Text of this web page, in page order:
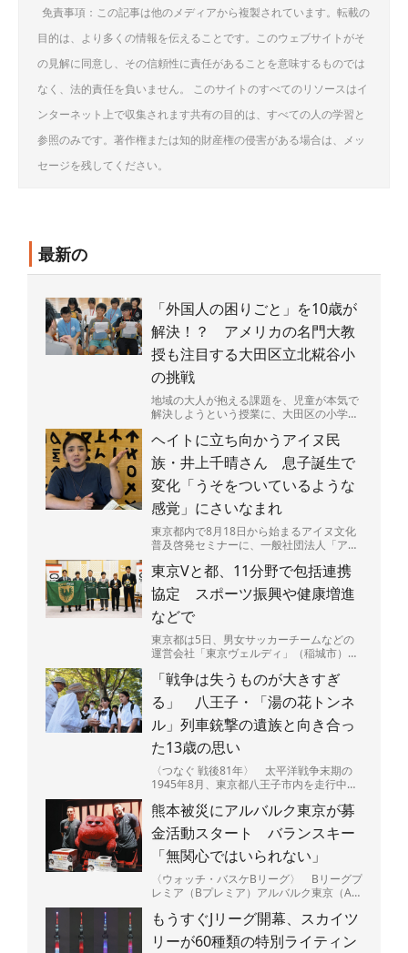
免責事項：この記事は他のメディアから複製されています。転載の
目的は、より多くの情報を伝えることです。このウェブサイトがそ
の見解に同意し、その信頼性に責任があることを意味するものでは
なく、法的責任を負いません。 このサイトのすべてのリソースはイ
ンターネット上で収集されます共有の目的は、すべての人の学習と
参照のみです。著作権または知的財産権の侵害がある場合は、メッ
セージを残してください。
最新の
「外国人の困りごと」を10歳が
解決！？ アメリカの名門大教
授も注目する大田区立北糀谷小
の挑戦
地域の大人が抱える課題を、児童が本気で
解決しようという授業に、大田区の小学校
ニア大バークレー校（...
ヘイトに立ち向かうアイヌ民
族・井上千晴さん 息子誕生で
変化「うそをついているような
感覚」にさいなまれ
東京都内で8月18日から始まるアイヌ文化
普及啓発セミナーに、一般社団法人「アイ
で、アイヌ民族の井...
東京Vと都、11分野で包括連携
協定 スポーツ振興や健康増進
などで
東京都は5日、男女サッカーチームなどの
運営会社「東京ヴェルディ」（稲城市）、
団法人「東京ヴェル...
「戦争は失うものが大きすぎ
る」 八王子・「湯の花トンネ
ル」列車銃撃の遺族と向き合っ
た13歳の思い
〈つなぐ 戦後81年〉 太平洋戦争末期の
1945年8月、東京都八王子市内を走行中の
なった空襲か...
熊本被災にアルバルク東京が募
金活動スタート バランスキー
「無関心ではいられない」
〈ウォッチ・バスケBリーグ〉 Bリーグプ
レミア（Bプレミア）アルバルク東京（A東
被災地を支援す...
もうすぐJリーグ開幕、スカイツ
リーが60種類の特別ライティン